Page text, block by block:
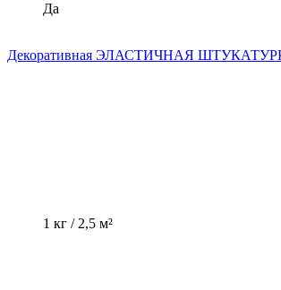
Да
Декоративная ЭЛАСТИЧНАЯ
1 кг / 2,5 м²